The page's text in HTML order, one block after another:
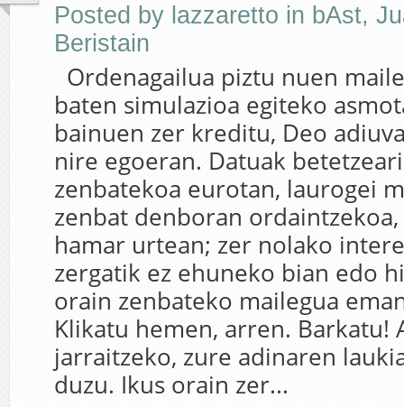
Posted by lazzaretto in bAst,
Beristain
Ordenagailua piztu nuen
baten simulazioa egiteko
bainuen zer kreditu, Deo
nire egoeran. Datuak
zenbatekoa eurotan, laurogei
zenbat denboran
hamar urtean; zer nolako
zergatik ez ehuneko bian edo
orain zenbateko mailegua
Klikatu hemen, arren. Barkatu!
jarraitzeko, zure adinaren
duzu. Ikus orain zer...